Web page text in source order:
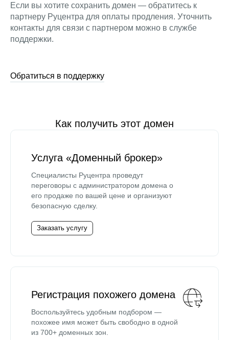
Если вы хотите сохранить домен — обратитесь к
партнеру Руцентра для оплаты продления. Уточнить
контакты для связи с партнером можно в службе
поддержки.
Обратиться в поддержку
Как получить этот домен
Услуга «Доменный брокер»
Специалисты Руцентра проведут
переговоры с администратором домена о
его продаже по вашей цене и организуют
безопасную сделку.
Заказать услугу
Регистрация похожего домена
Воспользуйтесь удобным подбором —
похожее имя может быть свободно в одной
из 700+ доменных зон.